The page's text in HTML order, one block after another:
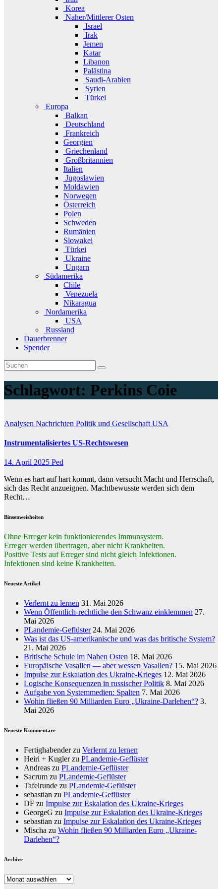
Korea
Naher/Mittlerer Osten
Israel
Irak
Jemen
Katar
Libanon
Palästina
Saudi-Arabien
Syrien
Türkei
Europa
Balkan
Deutschland
Frankreich
Georgien
Griechenland
Großbritannien
Italien
Jugoslawien
Moldawien
Norwegen
Österreich
Polen
Schweden
Rumänien
Slowakei
Türkei
Ukraine
Ungarn
Südamerika
Chile
Venezuela
Nikaragua
Nordamerika
USA
Russland
Dauerbrenner
Spender
Schlagwort: Perkins Coie
Analysen Nachrichten Politik und Gesellschaft USA
Instrumentalisiertes US-Rechtswesen
14. April 2025 Ped
Wenn es hart auf hart kommt, dann versucht Macht und Herrschaft,
sich das Recht anzueignen. Machtbewusste werden sich dem
Recht…
Binsenweisheiten
Ohne Erreger kein funktionierendes Immunsystem.
Erreger werden übertragen, aber nicht Krankheiten.
Positive Tests auf Erreger sind nicht gleich Infektionen.
Infektionen sind keine Krankheiten.
Neueste Artikel
Verlernt zu lernen 31. Mai 2026
Wenn Öffentlich-rechtliche den Schwanz einklemmen 27.
Mai 2026
PLandemie-Geflüster 24. Mai 2026
Was ist das US-amerikanische und was das britische System?
21. Mai 2026
Britische Schule im Nahen Osten 18. Mai 2026
Europäische Vasallen — aber wessen Vasallen? 15. Mai 2026
Impulse zur Eskalation des Ukraine-Krieges 12. Mai 2026
Logische Konsequenzen in russischer Politik 8. Mai 2026
Aufgabe von Systemmedien: Spalten 7. Mai 2026
Wohin fließen 90 Milliarden Euro „Ukraine-Darlehen“? 3.
Mai 2026
Neueste Kommentare
Fertighabenderzu Verlernt zu lernen
Heiri + Kuglerzu PLandemie-Geflüster
Andreas zu PLandemie-Geflüster
Sacrum zu PLandemie-Geflüster
Tafelrunde zu PLandemie-Geflüster
sebastian zu PLandemie-Geflüster
DF zu Impulse zur Eskalation des Ukraine-Krieges
GeorgeG zu Impulse zur Eskalation des Ukraine-Krieges
sebastian zu Impulse zur Eskalation des Ukraine-Krieges
Mischa zu Wohin fließen 90 Milliarden Euro „Ukraine-
Darlehen“?
Archive
Archive